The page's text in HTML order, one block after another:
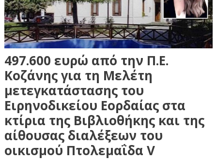
497.600 ευρώ από την Π.Ε.
Κοζάνης για τη Μελέτη
μετεγκατάστασης του
Ειρηνοδικείου Εορδαίας στα
κτίρια της Βιβλιοθήκης και της
αίθουσας διαλέξεων του
οικισμού Πτολεμαΐδα V